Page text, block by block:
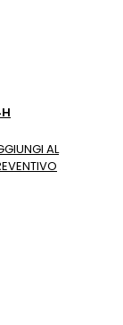
AL